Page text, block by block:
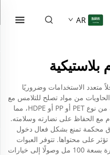
AR
متعدد الاستخدامات وضروريًا
الحاويات من مواد تصلح للتلامس مع
الطعام، وعادةً ما تُستخدم البلاستيك من نوع PET أو PP أو HDPE، مما
مع الحفاظ على نضارته وسلامته.
محكمة تمنع بشكل فعال دخول
على محتواها. تتوفر العبوات
بمقاسات متنوعة تبدأ من عبوات صغيرة بسعة 100 مل وصولًا إلى خيارات